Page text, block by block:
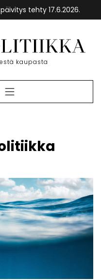
tehty 17.6.2026.
kaupasta